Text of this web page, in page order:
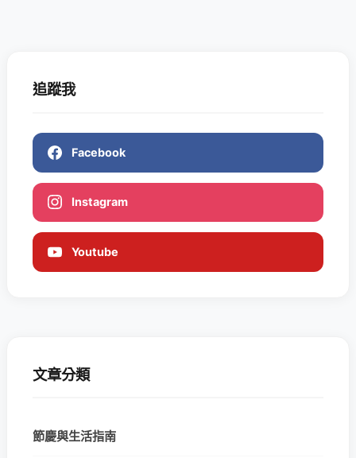
追蹤我
Facebook
Instagram
Youtube
文章分類
節慶與生活指南